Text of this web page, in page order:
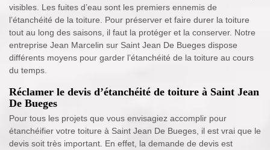
visibles. Les fuites d’eau sont les premiers ennemis de
l’étanchéité de la toiture. Pour préserver et faire durer la toiture
tout au long des saisons, il faut la protéger et la conserver. Notre
entreprise Jean Marcelin sur Saint Jean De Bueges dispose
différents moyens pour garder l’étanchéité de la toiture au cours
du temps.
Réclamer le devis d’étanchéité de toiture à Saint Jean
De Bueges
Pour tous les projets que vous envisagiez accomplir pour
étanchéifier votre toiture à Saint Jean De Bueges, il est vrai que le
devis soit très important. En effet, la demande de devis est